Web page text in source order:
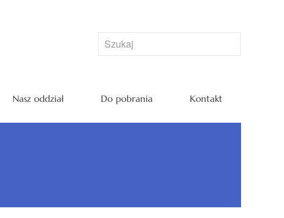
Nasz oddział Do pobrania Kontakt